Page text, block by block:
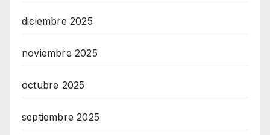
diciembre 2025
noviembre 2025
octubre 2025
septiembre 2025